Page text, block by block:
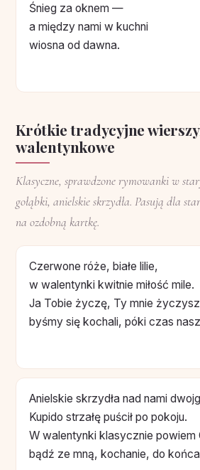
Śnieg za oknem —
a między nami w kuchni
wiosna od dawna.
Krótkie tradycyjne
walentynkowe
Klasyczne, sprawdzone rymowanki w
gołąbki, anielskie skrzydła. Pasują dla
na ozdobną kartkę.
Czerwone róże, białe lilie,
w walentynki kwitnie miłość mile.
Ja Tobie życzę, Ty mnie
byśmy się kochali, póki czas
Anielskie skrzydła nad nami
Kupido strzałę puścił po pokoju.
W walentynki klasycznie powiem
bądź ze mną, kochanie, do